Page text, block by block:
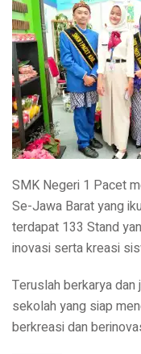
SMK Negeri 1 Pacet
Se-Jawa Barat yang
terdapat 133 Stand
inovasi serta kreasi
Teruslah berkarya
sekolah yang siap
berkreasi dan